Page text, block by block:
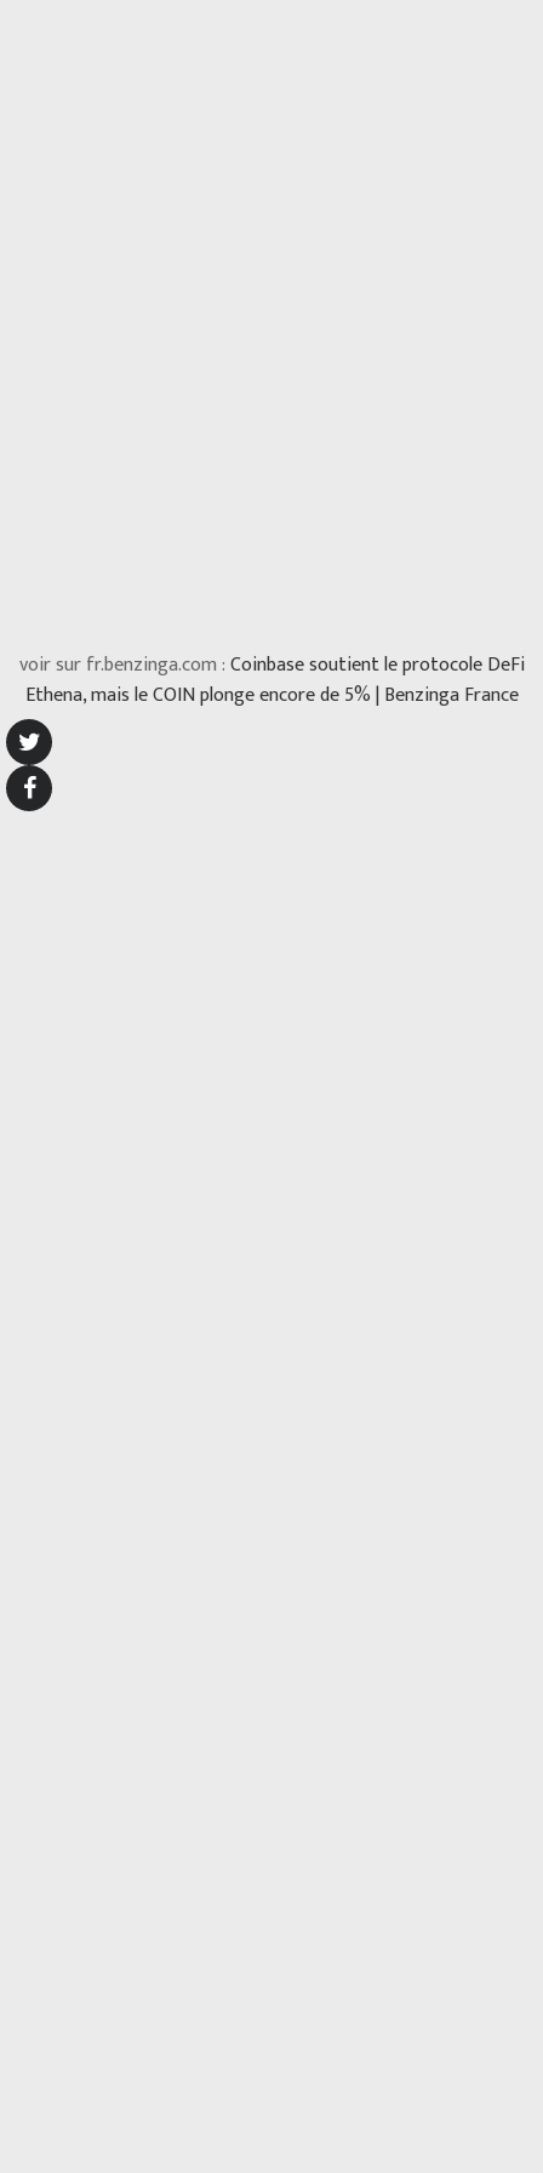
voir sur fr.benzinga.com :Coinbase soutient le protocole DeFi
Ethena, mais le COIN plonge encore de 5% | Benzinga France